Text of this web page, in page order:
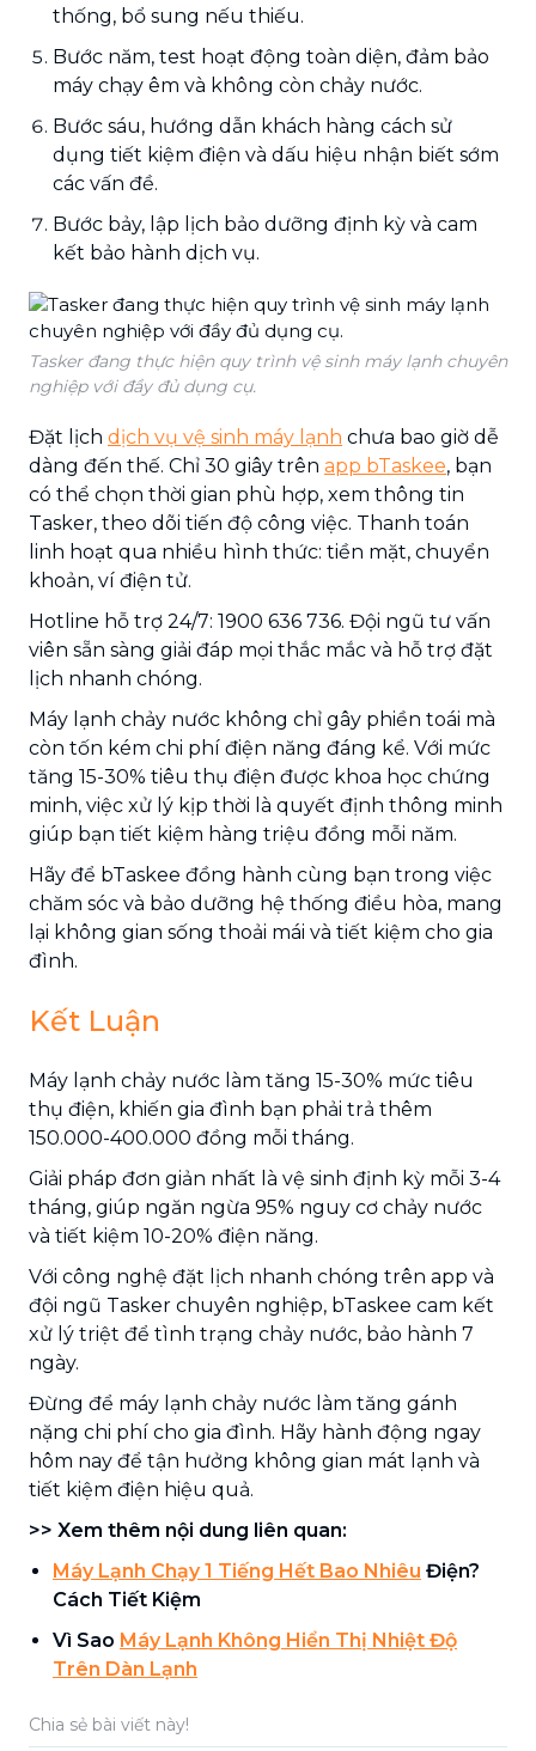
thống, bổ sung nếu thiếu.
Bước năm, test hoạt động toàn diện, đảm bảo
máy chạy êm và không còn chảy nước.
Bước sáu, hướng dẫn khách hàng cách sử
dụng tiết kiệm điện và dấu hiệu nhận biết sớm
các vấn đề.
Bước bảy, lập lịch bảo dưỡng định kỳ và cam
kết bảo hành dịch vụ.
Tasker đang thực hiện quy trình vệ sinh máy lạnh chuyên
nghiệp với đầy đủ dụng cụ.
Đặt lịch dịch vụ vệ sinh máy lạnh chưa bao giờ dễ
dàng đến thế. Chỉ 30 giây trên app bTaskee, bạn
có thể chọn thời gian phù hợp, xem thông tin
Tasker, theo dõi tiến độ công việc. Thanh toán
linh hoạt qua nhiều hình thức: tiền mặt, chuyển
khoản, ví điện tử.
Hotline hỗ trợ 24/7: 1900 636 736. Đội ngũ tư vấn
viên sẵn sàng giải đáp mọi thắc mắc và hỗ trợ đặt
lịch nhanh chóng.
Máy lạnh chảy nước không chỉ gây phiền toái mà
còn tốn kém chi phí điện năng đáng kể. Với mức
tăng 15-30% tiêu thụ điện được khoa học chứng
minh, việc xử lý kịp thời là quyết định thông minh
giúp bạn tiết kiệm hàng triệu đồng mỗi năm.
Hãy để bTaskee đồng hành cùng bạn trong việc
chăm sóc và bảo dưỡng hệ thống điều hòa, mang
lại không gian sống thoải mái và tiết kiệm cho gia
đình.
Kết Luận
Máy lạnh chảy nước làm tăng 15-30% mức tiêu
thụ điện, khiến gia đình bạn phải trả thêm
150.000-400.000 đồng mỗi tháng.
Giải pháp đơn giản nhất là vệ sinh định kỳ mỗi 3-4
tháng, giúp ngăn ngừa 95% nguy cơ chảy nước
và tiết kiệm 10-20% điện năng.
Với công nghệ đặt lịch nhanh chóng trên app và
đội ngũ Tasker chuyên nghiệp, bTaskee cam kết
xử lý triệt để tình trạng chảy nước, bảo hành 7
ngày.
Đừng để máy lạnh chảy nước làm tăng gánh
nặng chi phí cho gia đình. Hãy hành động ngay
hôm nay để tận hưởng không gian mát lạnh và
tiết kiệm điện hiệu quả.
>> Xem thêm nội dung liên quan:
Máy Lạnh Chạy 1 Tiếng Hết Bao Nhiêu Điện?
Cách Tiết Kiệm
Vì Sao Máy Lạnh Không Hiển Thị Nhiệt Độ
Trên Dàn Lạnh
Chia sẻ bài viết này!